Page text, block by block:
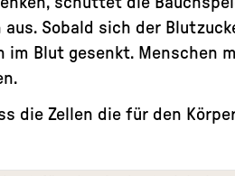
Sobald sich der
Blut gesenkt. Menschen
die Zellen die für den